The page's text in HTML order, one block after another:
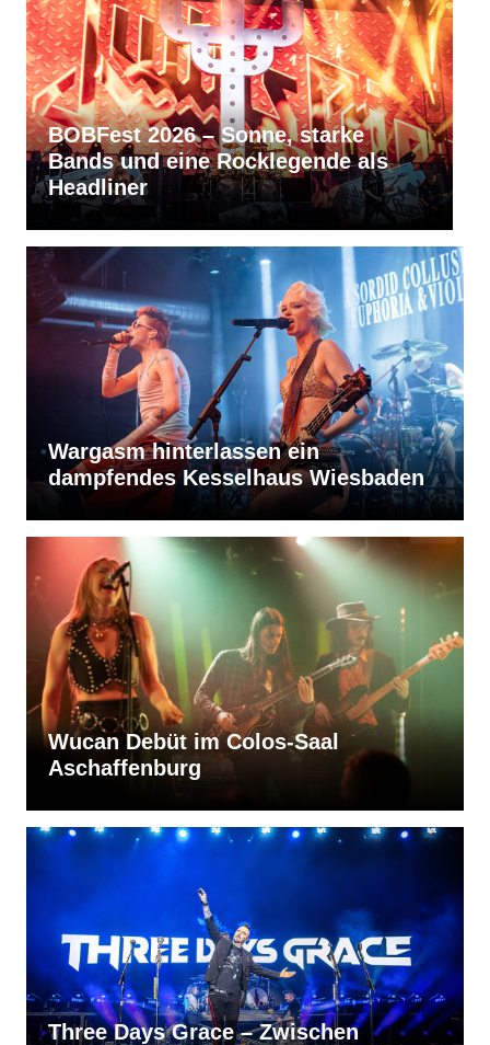
RVBang Festival 2026 – Balingen
bleibt die Metal-Hochburg des
Südens
Wargasm hinterlassen ein
dampfendes Kesselhaus Wiesbaden
Wucan Debüt im Colos-Saal
Aschaffenburg
Three Days Grace – Zwischen